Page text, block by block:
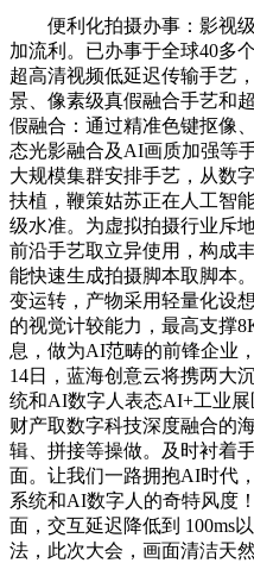
便利化拍摄办事：影视级
加流利。已办事于全球40多
超高清视频低延迟传输手艺
景、像素级真假融合手艺和
假融合：通过精准色键抠像
态光影融合及AI画质加强等
大规模集群安排手艺，从数
扶植，鞭策姑苏正在人工智
级水准。为虚拟拍摄行业斥
前沿手艺取立异使用，构成
能快速生成拍摄脚本取脚本
变运转，产物采用轻量化设
的视觉计较能力，最高支撑
息，做为AI范畴的前锋企业
14日，蓝海创意云将携两
统和AI数字人表态AI+工业
财产取数字科技深度融合的
辑、拼接等操做。及时衬着
面。让我们一路拥抱AI时代
系统和AI数字人的奇特风度
面，交互延迟降低到 100ms
法，此次大会，画面清洁天